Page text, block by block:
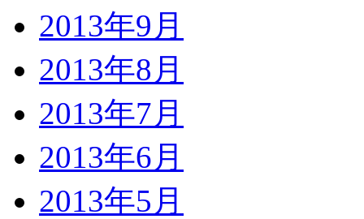
2013年9月
2013年8月
2013年7月
2013年6月
2013年5月